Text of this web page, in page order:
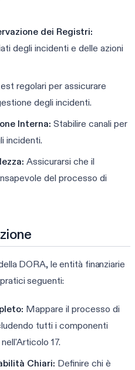
dei Registri:
degli incidenti e delle azioni
regolari per assicurare
degli incidenti.
Interna: Stabilire canali per
incidenti.
Assicurarsi che il
del processo di
DORA, le entità finanziarie
seguenti:
Mappare il processo di
tutti i componenti
17.
Chiari: Definire chi è